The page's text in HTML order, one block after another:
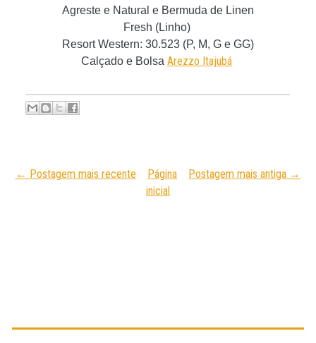
Agreste e Natural e Bermuda de Linen
Fresh (Linho)
Resort Western: 30.523 (P, M, G e GG)
Calçado e Bolsa Arezzo Itajubá
← Postagem mais recente Postagem mais antiga →
Página
inicial